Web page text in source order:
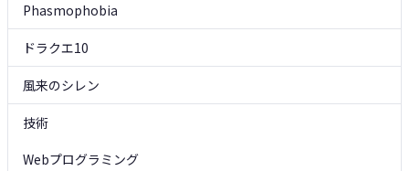
Phasmophobia
ドラクエ10
風来のシレン
技術
Webプログラミング